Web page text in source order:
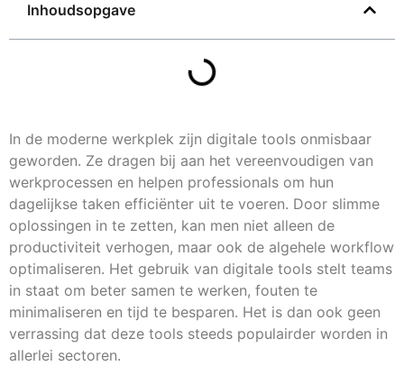
Inhoudsopgave
In de moderne werkplek zijn digitale tools onmisbaar
geworden. Ze dragen bij aan het vereenvoudigen van
werkprocessen en helpen professionals om hun
dagelijkse taken efficiënter uit te voeren. Door slimme
oplossingen in te zetten, kan men niet alleen de
productiviteit verhogen, maar ook de algehele workflow
optimaliseren. Het gebruik van digitale tools stelt teams
in staat om beter samen te werken, fouten te
minimaliseren en tijd te besparen. Het is dan ook geen
verrassing dat deze tools steeds populairder worden in
allerlei sectoren.